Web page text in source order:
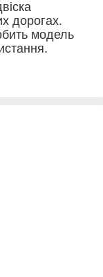
дорогах.
модель